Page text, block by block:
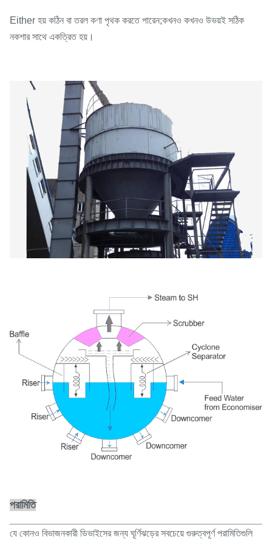
Either হয় কঠিন বা তরল কণা পৃথক করতে পারেন;কখনও কখনও উভয়ই সঠিক
নকশার সাথে একত্রিত হয়।
পরামিতি
যে কোনও বিভাজনকারী ডিভাইসের জন্য ঘূর্ণিঝড়ের সবচেয়ে গুরুত্বপূর্ণ পরামিতিগুলি